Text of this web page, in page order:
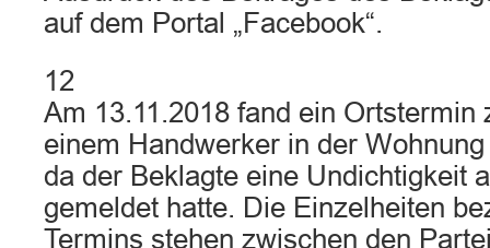
auf dem Portal „Facebook“.
12
Am 13.11.2018 fand ein Ortstermin
einem Handwerker in der
da der Beklagte eine Undichtigkeit
gemeldet hatte. Die Einzelheiten
Termins stehen zwischen den